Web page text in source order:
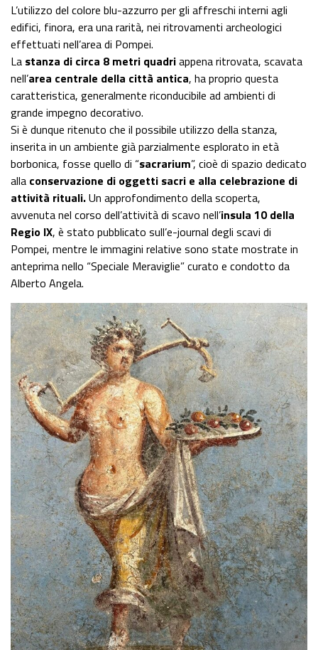
L’utilizzo del colore blu-azzurro per gli affreschi interni agli
edifici, finora, era una rarità, nei ritrovamenti archeologici
effettuati nell’area di Pompei.
La stanza di circa 8 metri quadriappena ritrovata, scavata
nell’area centrale della città antica, ha proprio questa
caratteristica, generalmente riconducibile ad ambienti di
grande impegno decorativo.
Si è dunque ritenuto che il possibile utilizzo della stanza,
inserita in un ambiente già parzialmente esplorato in età
borbonica, fosse quello di “sacrarium”, cioè di spazio dedicato
alla conservazione di oggetti sacri e alla celebrazione di
attività rituali.Un approfondimento della scoperta,
avvenuta nel corso dell’attività di scavo nell’insula 10 della
Regio IX, è stato pubblicato sull’e-journal degli scavi di
Pompei, mentre le immagini relative sono state mostrate in
anteprima nello “Speciale Meraviglie” curato e condotto da
Alberto Angela.